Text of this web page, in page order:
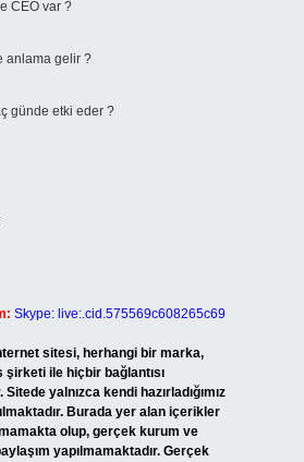
CEO var ?
anlama gelir ?
günde etki eder ?
Skype: live:.cid.575569c608265c69
sitesi, herhangi bir marka,
şirketi ile hiçbir bağlantısı
yalnızca kendi hazırladığımız
Burada yer alan içerikler
olup, gerçek kurum ve
yapılmamaktadır. Gerçek